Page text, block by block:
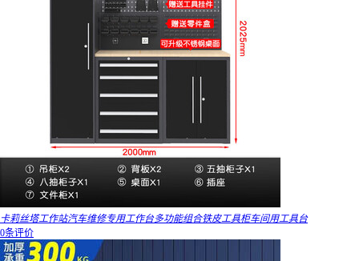
卡莉丝塔工作站汽车维修专用工作台多功能组合铁皮工具柜车间用工具台
0条评价